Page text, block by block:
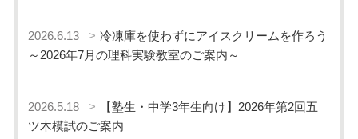
2026.6.13
冷凍庫を使わずにアイスクリームを作ろう
～2026年7月の理科実験教室のご案内～
2026.5.18
【塾生・中学3年生向け】2026年第2回五
ツ木模試のご案内